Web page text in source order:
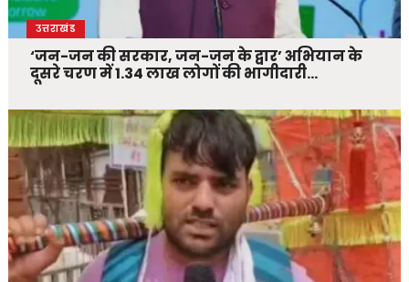
उत्तराखंड
‘जन-जन की सरकार, जन-जन के द्वार’ अभियान के
दूसरे चरण में 1.34 लाख लोगों की भागीदारी…